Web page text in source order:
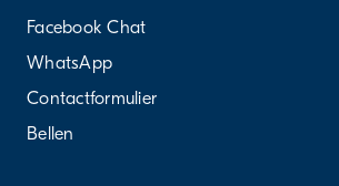
Facebook Chat
WhatsApp
Contactformulier
Bellen